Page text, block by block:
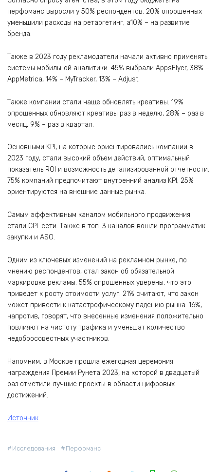
перфоманс выросли у 50% респондентов. 20% опрошенных
уменьшили расходы на ретаргетинг, а10% – на развитие
бренда.
Также в 2023 году рекламодатели начали активно применять
системы мобильной аналитики. 45% выбрали AppsFlyer, 38% –
AppMetrica, 14% – MyTracker, 13% – Adjust.
Также компании стали чаще обновлять креативы. 19%
опрошенных обновляют креативы раз в неделю, 28% – раз в
месяц, 9% – раз в квартал.
Основными KPI, на которые ориентировались компании в
2023 году, стали высокий объем действий, оптимальный
показатель ROI и возможность детализированной отчетности.
75% компаний предпочитают внутренний анализ KPI, 25%
ориентируются на внешние данные рынка.
Самым эффективным каналом мобильного продвижения
стали CPI-сети. Также в топ-3 каналов вошли программатик-
закупки и ASO.
Одним из ключевых изменений на рекламном рынке, по
мнению респондентов, стал закон об обязательной
маркировке рекламы. 55% опрошенных уверены, что это
приведет к росту стоимости услуг. 21% считают, что закон
может привести к катастрофическому падению рынка. 16%,
напротив, говорят, что внесенные изменения положительно
повлияют на чистоту трафика и уменьшат количество
недобросовестных участников.
Напомним, в Москве прошла ежегодная церемония
награждения Премии Рунета 2023, на которой в двадцатый
раз отметили лучшие проекты в области цифровых
достижений.
Источник
Исследования Перфоманс